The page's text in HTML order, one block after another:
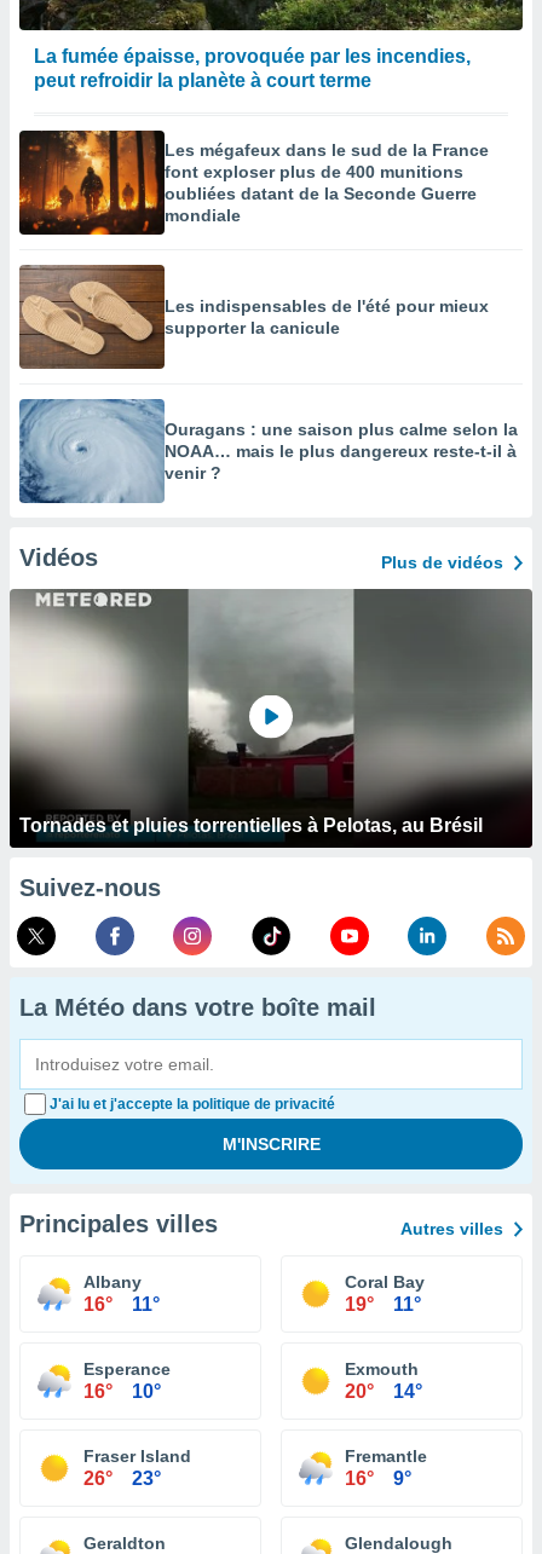
La fumée épaisse, provoquée par les incendies,
peut refroidir la planète à court terme
Les mégafeux dans le sud de la France
font exploser plus de 400 munitions
oubliées datant de la Seconde Guerre
mondiale
Les indispensables de l'été pour mieux
supporter la canicule
Ouragans : une saison plus calme selon la
NOAA… mais le plus dangereux reste-t-il à
venir ?
Vidéos Plus de vidéos
Tornades et pluies torrentielles à Pelotas, au Brésil
Suivez-nous
La Météo dans votre boîte mail
J'ai lu et j'accepte la politique de privacité
Principales villes Autres villes
Albany
16° 11°
Coral Bay
19° 11°
Esperance
16° 10°
Exmouth
20° 14°
Fraser Island
26° 23°
Fremantle
16° 9°
Geraldton Glendalough